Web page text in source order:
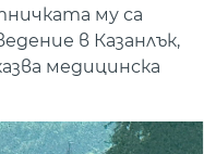
му са
в Казанлък,
медицинска